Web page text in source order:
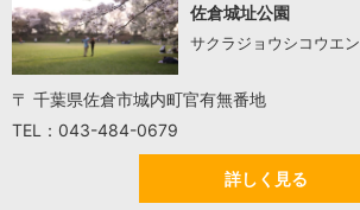
佐倉城址公園
サクラジョウシコウエン
〒 千葉県佐倉市城内町官有無番地
TEL：043-484-0679
詳しく見る